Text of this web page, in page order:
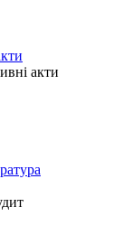
акти